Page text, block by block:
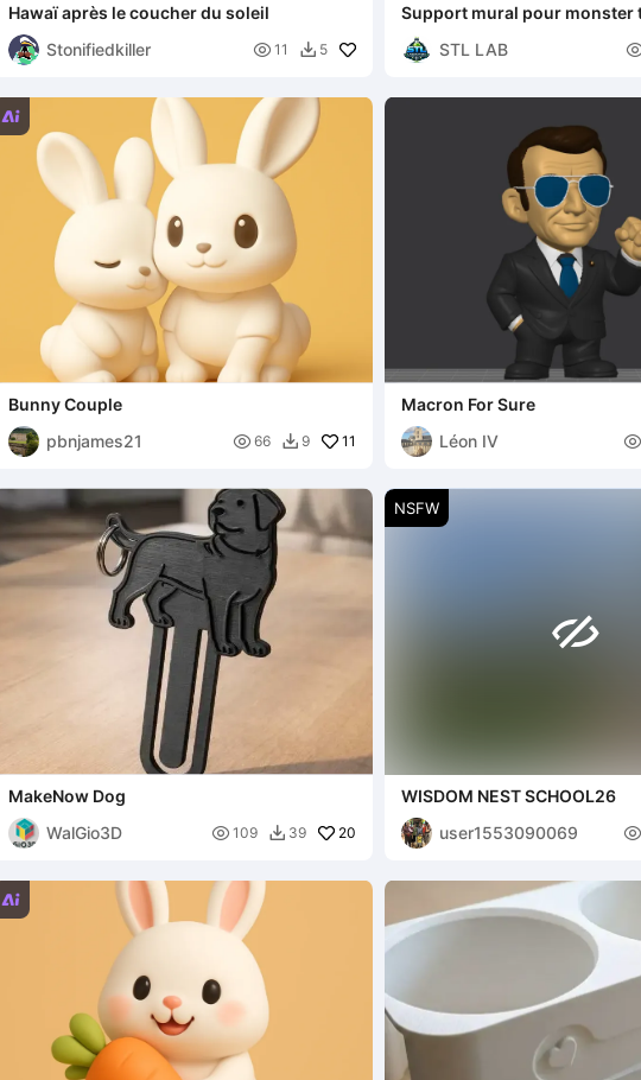
Hawaï après le coucher du soleil
Stonifiedkiller
 11  5
Support mural pour monster
STL LAB

Bunny Couple
pbnjames21
 66  9 11
Macron For Sure
Léon IV

MakeNow Dog
WalGio3D
 109  39 20
NSFW

WISDOM NEST SCHOOL26
user1553090069

